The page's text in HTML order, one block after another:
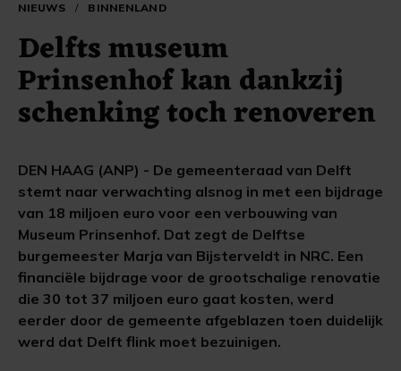
NIEUWS / BINNENLAND
Delfts museum
Prinsenhof kan dankzij
schenking toch renoveren
DEN HAAG (ANP) - De gemeenteraad van Delft
stemt naar verwachting alsnog in met een bijdrage
van 18 miljoen euro voor een verbouwing van
Museum Prinsenhof. Dat zegt de Delftse
burgemeester Marja van Bijsterveldt in NRC. Een
financiële bijdrage voor de grootschalige renovatie
die 30 tot 37 miljoen euro gaat kosten, werd
eerder door de gemeente afgeblazen toen duidelijk
werd dat Delft flink moet bezuinigen.